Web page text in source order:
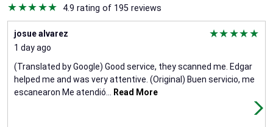
4.9 rating of 195 reviews
josue alvarez
1 day ago
(Translated by Google) Good service, they scanned me. Edgar
helped me and was very attentive. (Original) Buen servicio, me
escanearon Me atendió
Read More